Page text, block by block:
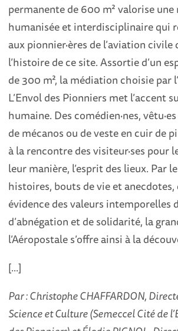
permanente de 600 m² valorise
humanisée et interdisciplinaire qui
aux pionnier·ères de l’aviation civile
l’histoire de ce site. Assortie d’un
de 300 m², la médiation choisie par
L’Envol des Pionniers met l’accent
humaine. Des comédien·nes,
de mécanos ou de veste en cuir de
à la rencontre des visiteur·ses pour
leur manière, l’esprit des lieux. Par
histoires, bouts de vie et
évidence des valeurs intemporelles
d’abnégation et de solidarité, la
l’Aéropostale s’offre ainsi à la
[...]
Par : Christophe CHAFFARDON,
Science et Culture (Semeccel Cité de